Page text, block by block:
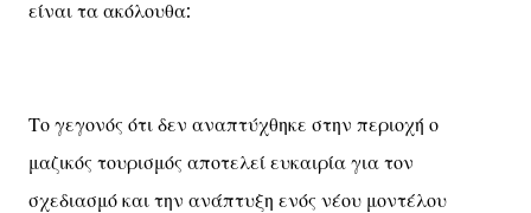
είναι τα ακόλουθα:
Το γεγονός ότι δεν αναπτύχθηκε στην περιοχή ο
μαζικός τουρισμός αποτελεί ευκαιρία για τον
σχεδιασμό και την ανάπτυξη ενός νέου μοντέλου